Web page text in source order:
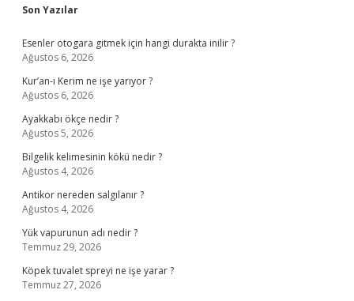
Sidebar
Son Yazılar
Esenler otogara gitmek için hangi durakta inilir ?
Ağustos 6, 2026
Kur’an-ı Kerim ne işe yarıyor ?
Ağustos 6, 2026
Ayakkabı ökçe nedir ?
Ağustos 5, 2026
Bilgelik kelimesinin kökü nedir ?
Ağustos 4, 2026
Antikor nereden salgılanır ?
Ağustos 4, 2026
Yük vapurunun adı nedir ?
Temmuz 29, 2026
Köpek tuvalet spreyi ne işe yarar ?
Temmuz 27, 2026